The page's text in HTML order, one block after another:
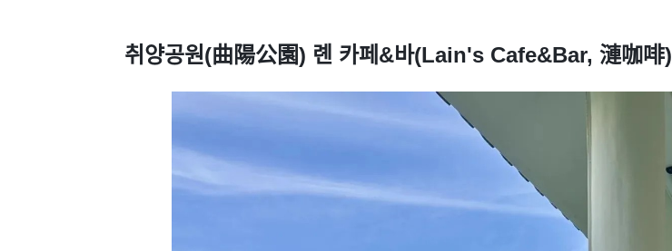
취양공원(曲陽公園) 롄 카페&바(Lain's Cafe&Bar, 漣咖啡)